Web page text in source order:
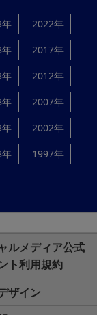
2022年
2017年
2012年
2007年
2002年
1997年
ルメディア公式
ト利用規約
ザイン